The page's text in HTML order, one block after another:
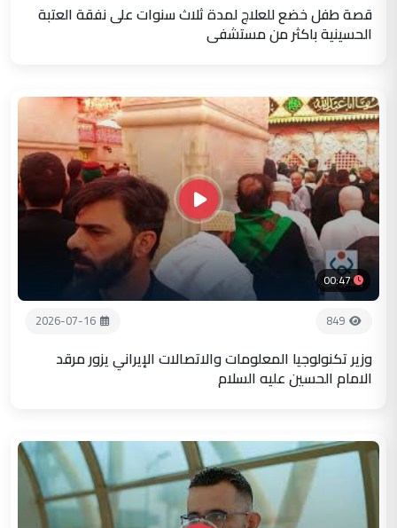
قصة طفل خضع للعلاج لمدة ثلاث سنوات على نفقة العتبة
الحسينية باكثر من مستشفى
00:47
849
2026-07-16
وزير تكنولوجيا المعلومات والاتصالات الإيراني يزور مرقد
الامام الحسين عليه السلام